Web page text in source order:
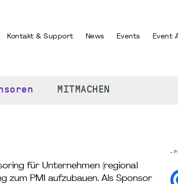
Kontakt & Support News Events Event
MITMACHEN
für Unternehmen (regional
zum PMI aufzubauen. Als Sponsor
-